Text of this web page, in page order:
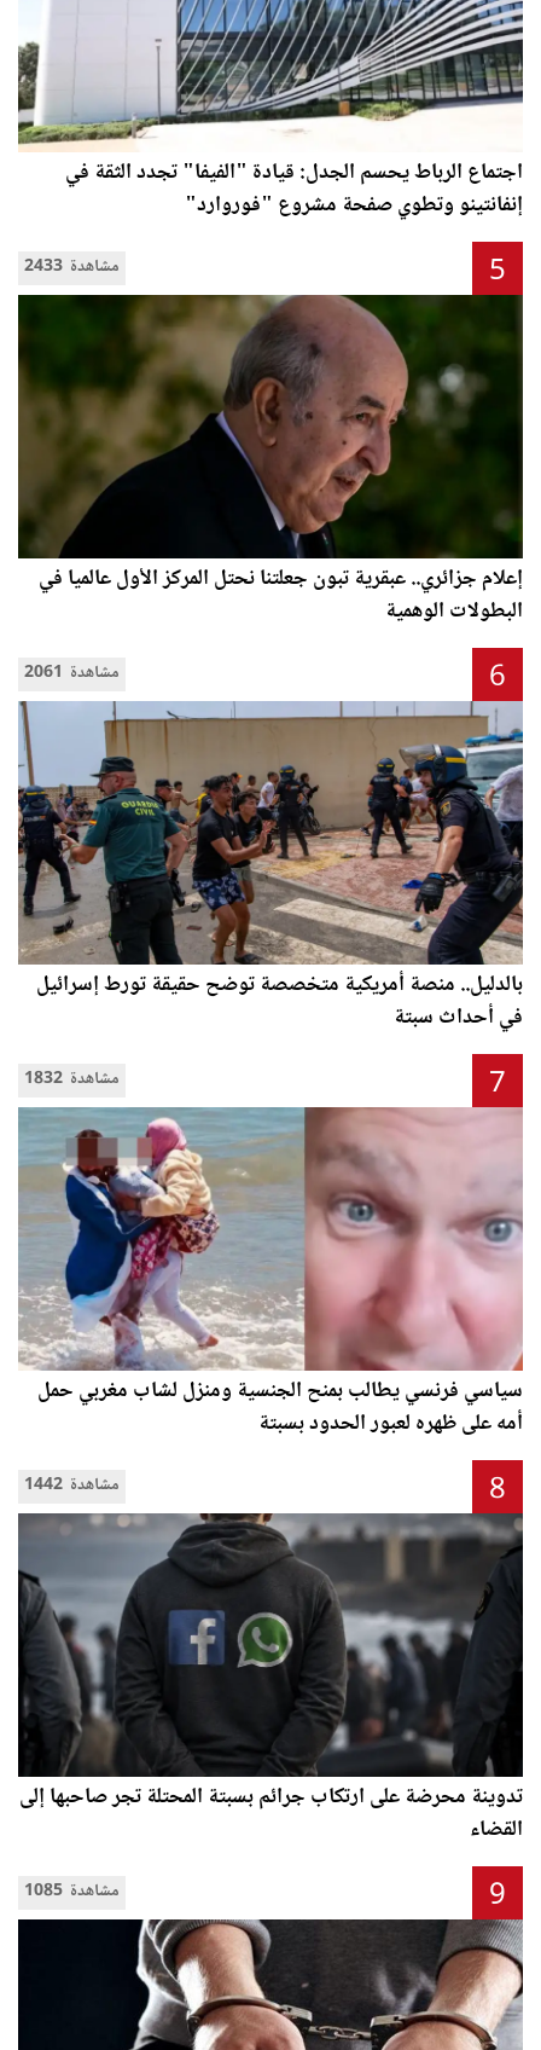
اجتماع الرباط يحسم الجدل: قيادة "الفيفا" تجدد الثقة في
إنفانتينو وتطوي صفحة مشروع "فوروارد"
2433 مشاهدة 5
إعلام جزائري.. عبقرية تبون جعلتنا نحتل المركز الأول عالميا في
البطولات الوهمية
2061 مشاهدة 6
بالدليل.. منصة أمريكية متخصصة توضح حقيقة تورط إسرائيل
في أحداث سبتة
1832 مشاهدة 7
سياسي فرنسي يطالب بمنح الجنسية ومنزل لشاب مغربي حمل
أمه على ظهره لعبور الحدود بسبتة
1442 مشاهدة 8
تدوينة محرضة على ارتكاب جرائم بسبتة المحتلة تجر صاحبها إلى
القضاء
1085 مشاهدة 9